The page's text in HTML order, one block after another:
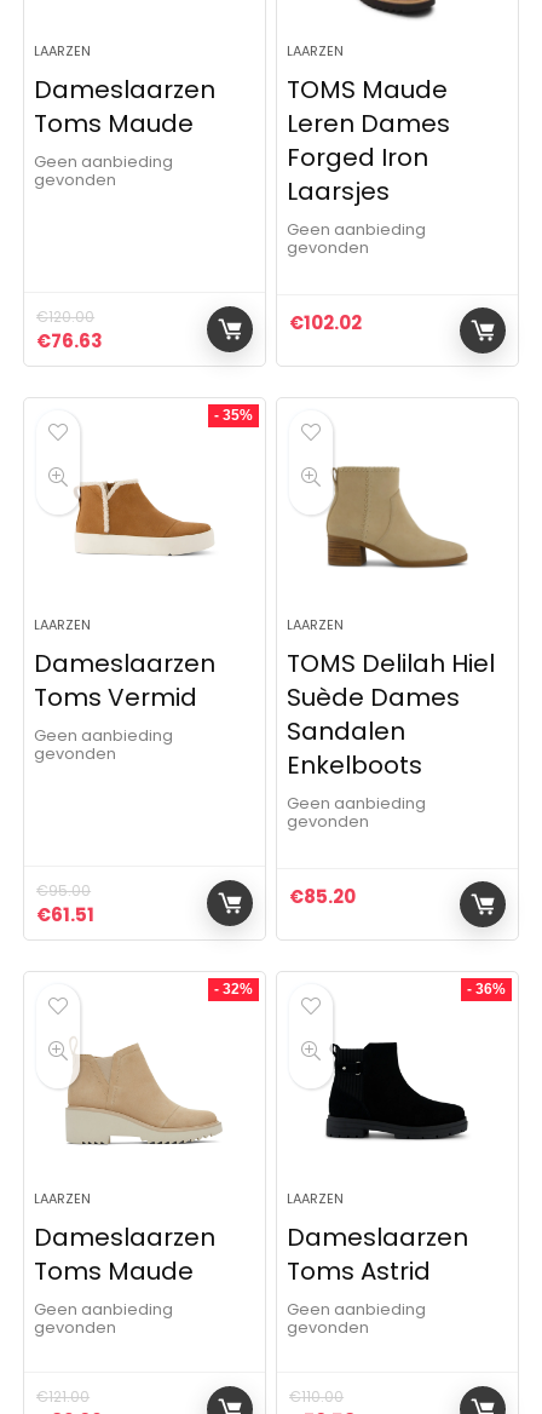
LAARZEN
Dameslaarzen
Toms Maude
Geen aanbieding
gevonden
€120.00
Oorspronkelijke prijs was: €120.00.
€76.63 Huidige prijs is: €76.63.
LAARZEN
TOMS Maude
Leren Dames
Forged Iron
Laarsjes
Geen aanbieding
gevonden
€102.02
- 35%
LAARZEN
Dameslaarzen
Toms Vermid
Geen aanbieding
gevonden
€95.00
Oorspronkelijke prijs was: €95.00.
€61.51 Huidige prijs is: €61.51.
LAARZEN
TOMS Delilah Hiel
Suède Dames
Sandalen
Enkelboots
Geen aanbieding
gevonden
€85.20
- 32%
LAARZEN
Dameslaarzen
Toms Maude
Geen aanbieding
gevonden
€121.00
- 36%
LAARZEN
Dameslaarzen
Toms Astrid
Geen aanbieding
gevonden
€110.00